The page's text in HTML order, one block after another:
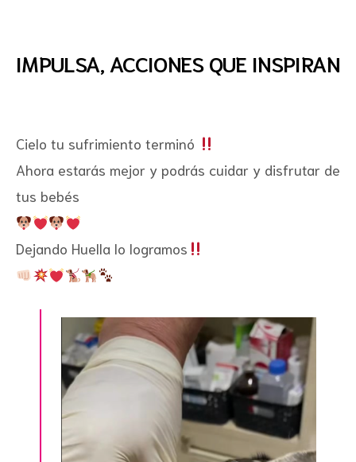
IMPULSA, ACCIONES QUE INSPIRAN
Cielo tu sufrimiento terminó
Ahora estarás mejor y podrás cuidar y disfrutar de
tus bebés
Dejando Huella lo logramos